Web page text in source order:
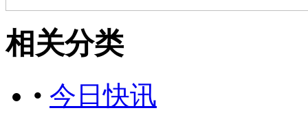
相关分类
• 今日快讯